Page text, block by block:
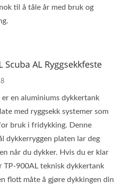
til å tåle år med bruk og
Scuba AL Ryggsekkfeste
er en aluminiums dykkertank
med ryggsekk systemer som
bruk i fridykking. Denne
dykkerryggen platen lar deg
når du dykker. Hvis du er klar
TP-900AL teknisk dykkertank
flott måte å gjøre dykkingen din